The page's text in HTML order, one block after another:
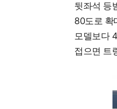
뒷좌석 등
80도로 확
모델보다
접으면 트